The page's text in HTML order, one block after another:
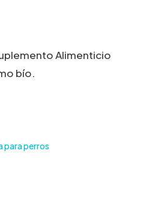
Alimenticio
bío.
para perros